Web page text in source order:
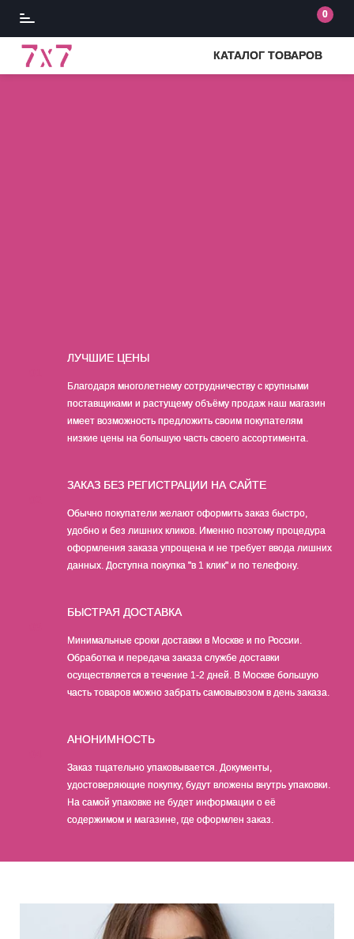
0
КАТАЛОГ ТОВАРОВ
ЛУЧШИЕ ЦЕНЫ
Благодаря многолетнему сотрудничеству с крупными
поставщиками и растущему объёму продаж наш магазин
имеет возможность предложить своим покупателям
низкие цены на большую часть своего ассортимента.
ЗАКАЗ БЕЗ РЕГИСТРАЦИИ НА САЙТЕ
Обычно покупатели желают оформить заказ быстро,
удобно и без лишних кликов. Именно поэтому процедура
оформления заказа упрощена и не требует ввода лишних
данных. Доступна покупка "в 1 клик" и по телефону.
БЫСТРАЯ ДОСТАВКА
Минимальные сроки доставки в Москве и по России.
Обработка и передача заказа службе доставки
осуществляется в течение 1-2 дней. В Москве большую
часть товаров можно забрать самовывозом в день заказа.
АНОНИМНОСТЬ
Заказ тщательно упаковывается. Документы,
удостоверяющие покупку, будут вложены внутрь упаковки.
На самой упаковке не будет информации о её
содержимом и магазине, где оформлен заказ.